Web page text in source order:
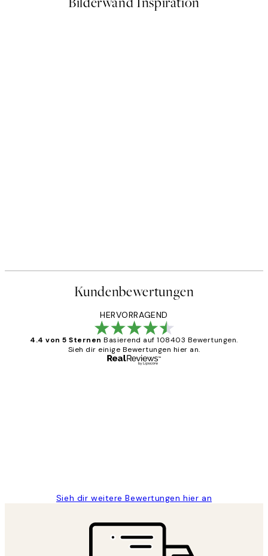
Kundenbewertungen
HERVORRAGEND
4.4 von 5 Sternen Basierend auf 108403 Bewertungen.
Sieh dir einige Bewertungen hier an.
Sieh dir weitere Bewertungen hier an